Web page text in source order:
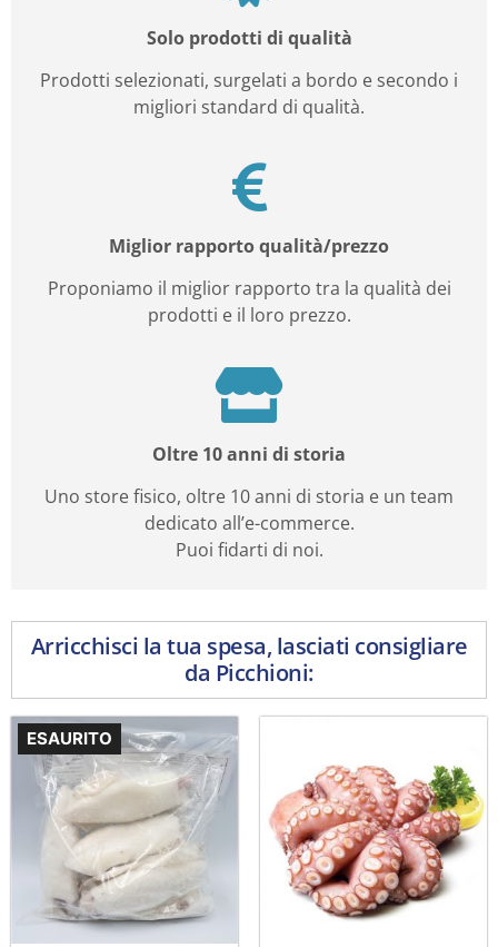
Solo prodotti di qualità
Prodotti selezionati, surgelati a bordo e secondo i
migliori standard di qualità.
Miglior rapporto qualità/prezzo
Proponiamo il miglior rapporto tra la qualità dei
prodotti e il loro prezzo.
Oltre 10 anni di storia
Uno store fisico, oltre 10 anni di storia e un team
dedicato all’e-commerce.
Puoi fidarti di noi.
Arricchisci la tua spesa, lasciati consigliare
da Picchioni:
ESAURITO